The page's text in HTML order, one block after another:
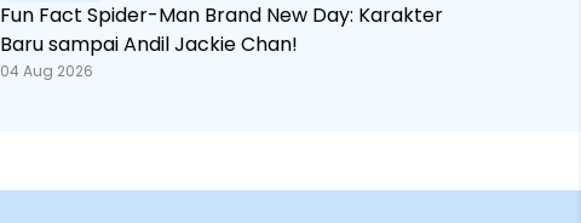
Fun Fact Spider-Man Brand New Day: Karakter
Baru sampai Andil Jackie Chan!
04 Aug 2026